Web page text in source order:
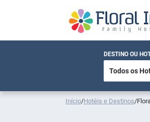
DESTINO OU
Início/Hotéis e Destinos/